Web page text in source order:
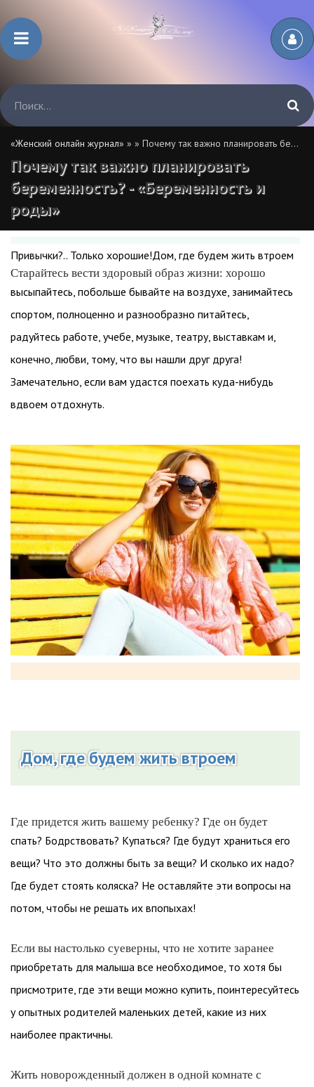
«Женский онлайн журнал» » » Почему так важно планировать беременность? - «
Почему так важно планировать
беременность? - «Беременность и
роды»
Привычки?.. Только хорошие!Дом, где будем жить втроем
Старайтесь вести здоровый образ жизни: хорошо
высыпайтесь, побольше бывайте на воздухе, занимайтесь
спортом, полноценно и разнообразно питайтесь,
радуйтесь работе, учебе, музыке, театру, выставкам и,
конечно, любви, тому, что вы нашли друг друга!
Замечательно, если вам удастся поехать куда-нибудь
вдвоем отдохнуть.
Дом, где будем жить втроем
Где придется жить вашему ребенку? Где он будет
спать? Бодрствовать? Купаться? Где будут храниться его
вещи? Что это должны быть за вещи? И сколько их надо?
Где будет стоять коляска? Не оставляйте эти вопросы на
потом, чтобы не решать их впопыхах!
Если вы настолько суеверны, что не хотите заранее
приобретать для малыша все необходимое, то хотя бы
присмотрите, где эти вещи можно купить, поинтересуйтесь
у опытных родителей маленьких детей, какие из них
наиболее практичны.
Жить новорожденный должен в одной комнате с